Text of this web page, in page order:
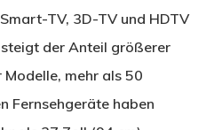
TV, 3D-TV und HDTV
der Anteil größerer
mehr als 50
Fernsehgeräte haben